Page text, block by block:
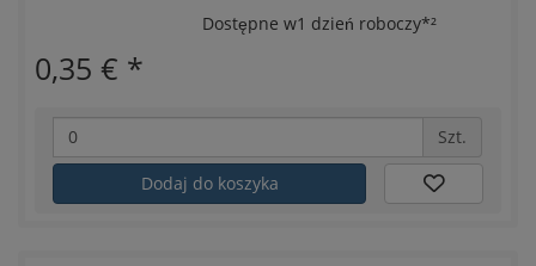
Dostępne w1 dzień roboczy*²
0,35 € *
Szt.
Dodaj do koszyka